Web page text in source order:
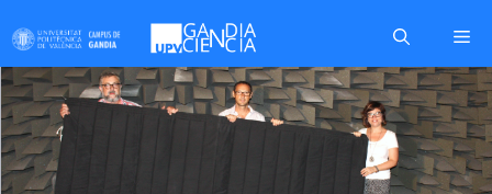
to
content